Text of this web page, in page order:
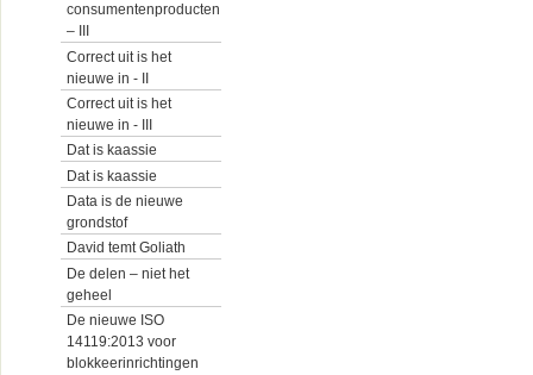
consumentenproducten
– III
Correct uit is het
nieuwe in - II
Correct uit is het
nieuwe in - III
Dat is kaassie
Dat is kaassie
Data is de nieuwe
grondstof
David temt Goliath
De delen – niet het
geheel
De nieuwe ISO
14119:2013 voor
blokkeerinrichtingen